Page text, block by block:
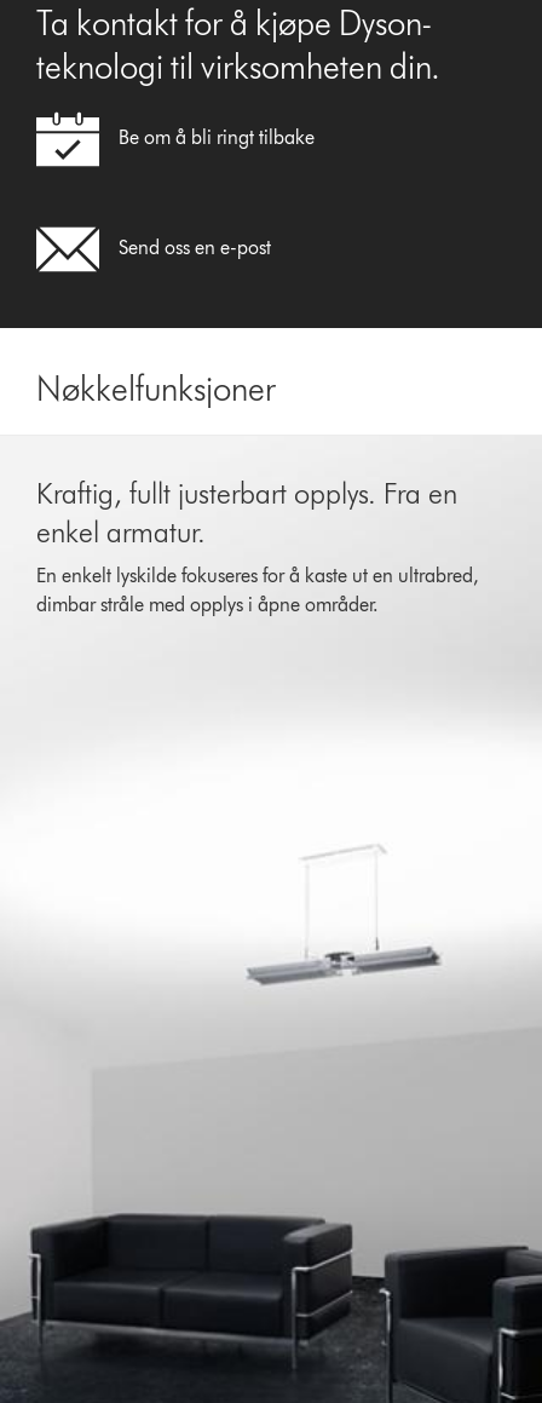
Ta kontakt for å kjøpe Dyson-
teknologi til virksomheten din.
Be om å bli ringt tilbake
Send oss en e-post
Nøkkelfunksjoner
Kraftig, fullt justerbart opplys. Fra en
enkel armatur.
En enkelt lyskilde fokuseres for å kaste ut en ultrabred,
dimbar stråle med opplys i åpne områder.